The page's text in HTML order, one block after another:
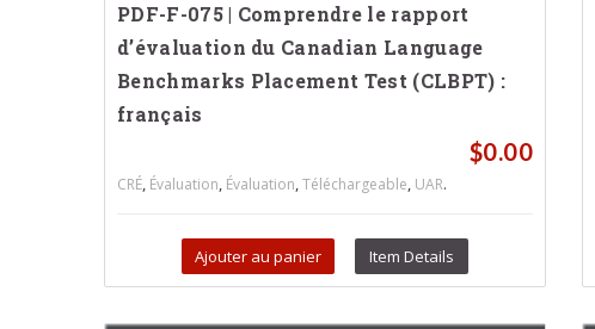
PDF-F-075 | Comprendre le rapport
d’évaluation du Canadian Language
Benchmarks Placement Test (CLBPT) :
français
$0.00
CRÉ, Évaluation, Évaluation,Téléchargeable, UAR.
Ajouter au panier Item Details